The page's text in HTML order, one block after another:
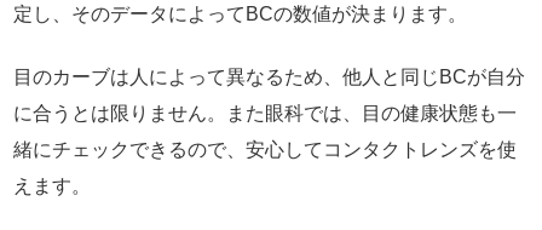
定し、そのデータによってBCの数値が決まります。
目のカーブは人によって異なるため、他人と同じBCが自分
に合うとは限りません。また眼科では、目の健康状態も一
緒にチェックできるので、安心してコンタクトレンズを使
えます。